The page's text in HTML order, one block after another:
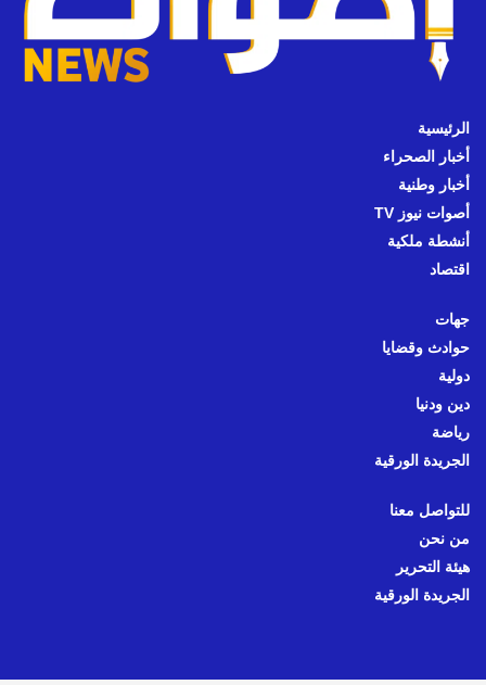
الرئيسية
أخبار الصحراء
أخبار وطنية
أصوات نيوز TV
أنشطة ملكية
اقتصاد
جهات
حوادث وقضايا
دولية
دين ودنيا
رياضة
الجريدة الورقية
للتواصل معنا
من نحن
هيئة التحرير
الجريدة الورقية